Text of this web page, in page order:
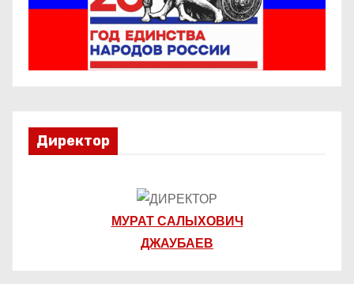
я
м
Директор
МУРАТ САЛЫХОВИЧ
ДЖАУБАЕВ